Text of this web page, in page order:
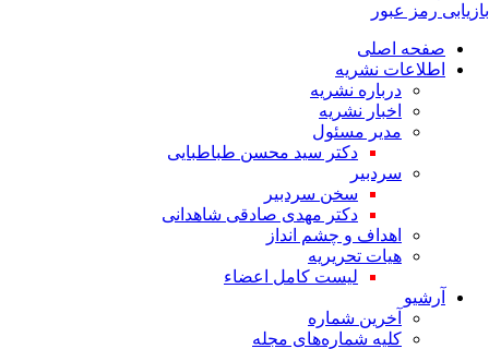
رمز عبور
صفحه اصلی
اطلاعات نشریه
درباره نشریه
اخبار نشریه
مدیر مسئول
دکتر سید محسن طباطبایی
سردبیر
سخن سردبیر
دکتر مهدی صادقی شاهدانی
اهداف و چشم انداز
هیات تحریریه
لیست کامل اعضاء
آرشیو
آخرین شماره
کلیه شماره‌های مجله